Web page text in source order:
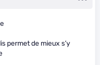
permet de mieux s’y